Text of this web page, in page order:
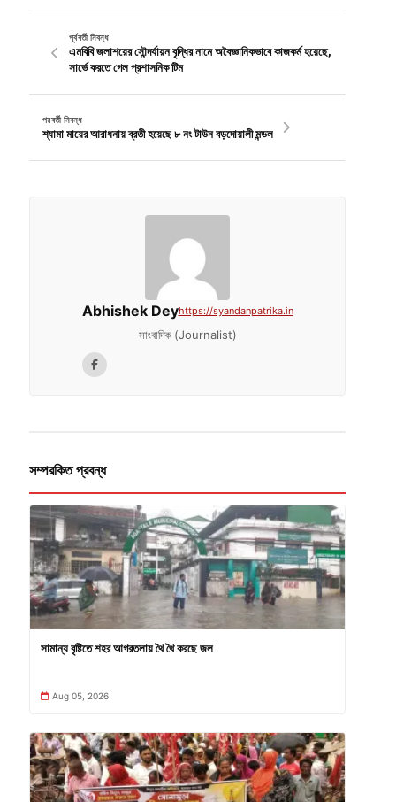
পূর্ববর্তী নিবন্ধ
এমবিবি জলাশয়ের সৌন্দর্যায়ন বৃদ্ধির নামে অবৈজ্ঞানিকভাবে কাজকর্ম হয়েছে,
সার্ভে করতে গেল প্রশাসনিক টিম
পরবর্তী নিবন্ধ
শ্যামা মায়ের আরাধনায় ব্রতী হয়েছে ৮ নং টাউন বড়দোয়ালী মন্ডল
Abhishek Deyhttps://syandanpatrika.in
সাংবাদিক (Journalist)
সম্পরকিত প্রবন্ধ
সামান্য বৃষ্টিতে শহর আগরতলায় থৈ থৈ করছে জল
Aug 05, 2026